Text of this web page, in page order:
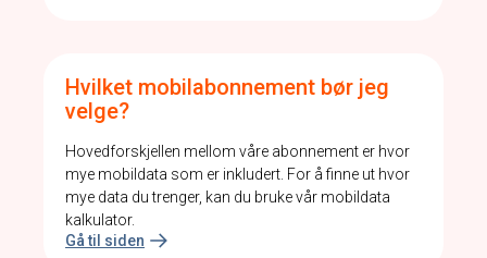
Hvilket mobilabonnement bør jeg
velge?
Hovedforskjellen mellom våre abonnement er hvor
mye mobildata som er inkludert. For å finne ut hvor
mye data du trenger, kan du bruke vår mobildata
kalkulator.
Gå til siden